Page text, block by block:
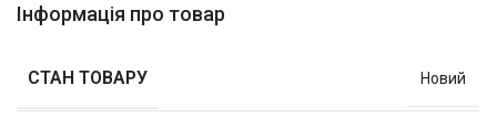
Інформація про товар
СТАН ТОВАРУ Новий